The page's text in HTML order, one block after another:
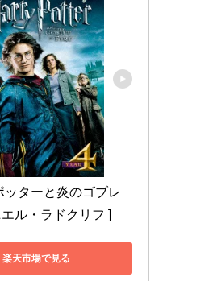
ッターと炎のゴブレ
ル・ラドクリフ ]
楽天市場で見る